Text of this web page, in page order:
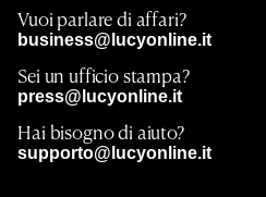
Vuoi parlare di affari?
business@lucyonline.it
Sei un ufficio stampa?
press@lucyonline.it
Hai bisogno di aiuto?
supporto@lucyonline.it